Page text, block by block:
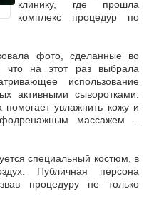
клинику, где прошла
комплекс процедур по
фото, сделанные во
что на этот раз выбрала
использование
активными сыворотками.
увлажнить кожу и
массажем –
специальный костюм, в
Публичная персона
процедуру не только